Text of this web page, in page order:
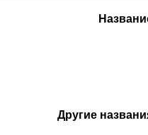
Другие